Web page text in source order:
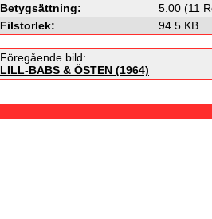
Betygsättning:
5.00 (11
Filstorlek:
94.5 KB
Föregående bild:
LILL-BABS & ÖSTEN (1964)